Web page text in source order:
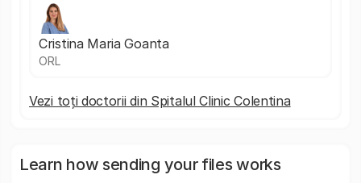
Cristina Maria Goanta
ORL
Vezi toți doctorii din Spitalul Clinic Colentina
Learn how sending your files works